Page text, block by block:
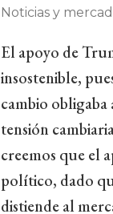
Noticias y
El apoyo de
insostenible,
cambio obligaba
tensión
creemos que el
político, dado
distiende al